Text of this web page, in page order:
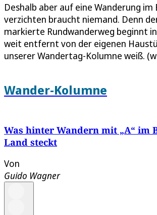
Deshalb aber auf eine Wanderung im
verzichten braucht niemand. Denn
markierte Rundwanderweg beginnt
weit entfernt von der eigenen
unserer Wandertag-Kolumne weiß.
Wander-Kolumne
Was hinter Wandern mit „A“ im
Land steckt
Von
Guido Wagner